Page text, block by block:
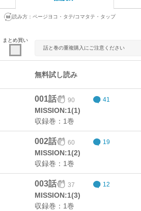
読み方： ページヨコ・タテ/コマタテ・タップ
まとめ買い
話と巻の重複購入にご注意ください
無料試し読み
001話 90 41
MISSION:1(1)
収録巻：1巻
002話 60 19
MISSION:1(2)
収録巻：1巻
003話 37 12
MISSION:1(3)
収録巻：1巻